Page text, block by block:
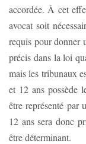
accordée. À cet
avocat soit
requis pour donner
précis dans la loi
mais les tribunaux
et 12 ans possède
être représenté par
12 ans sera donc
être déterminant.